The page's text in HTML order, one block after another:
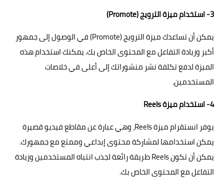
3- استخدام ميزة الترويج (Promote)
يمكن أن تساعدك ميزة الترويج (Promote) في الوصول إلى جمهور
أكبر وزيادة التفاعل مع المحتوى الخاص بك. يمكنك استخدام هذه
الميزة لدفع تكلفة نشر منشوراتك إلى أعلى في خلاصات
المستخدمين.
4- استخدام ميزة Reels
يوفر انستقرام ميزة Reels، وهي عبارة عن مقاطع فيديو قصيرة
يمكن استخدامها لمشاركة محتوى إبداعي وممتع مع جمهورك.
يمكن أن تكون Reels طريقة رائعة لجذب انتباه المستخدمين وزيادة
التفاعل مع المحتوى الخاص بك.